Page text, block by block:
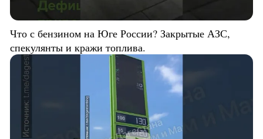
Что с бензином на Юге России? Закрытые АЗС,
спекулянты и кражи топлива.